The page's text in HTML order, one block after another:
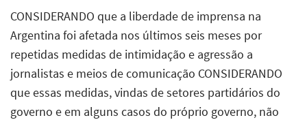
CONSIDERANDO que a liberdade de imprensa na
Argentina foi afetada nos últimos seis meses por
repetidas medidas de intimidação e agressão a
jornalistas e meios de comunicação CONSIDERANDO
que essas medidas, vindas de setores partidários do
governo e em alguns casos do próprio governo, não